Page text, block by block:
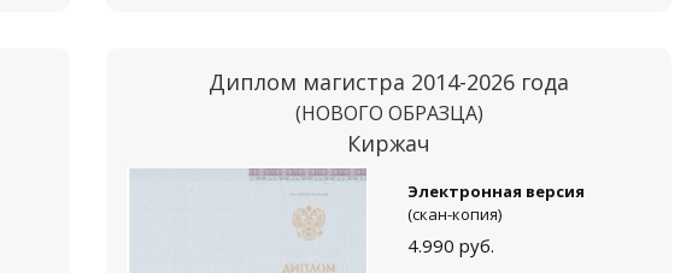
Диплом магистра 2014-2026 года
(НОВОГО ОБРАЗЦА)
Киржач
Электронная версия
(скан-копия)
4.990 руб.